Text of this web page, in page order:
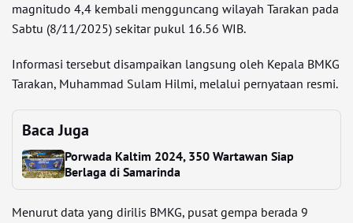
magnitudo 4,4 kembali mengguncang wilayah Tarakan pada
Sabtu (8/11/2025) sekitar pukul 16.56 WIB.
Informasi tersebut disampaikan langsung oleh Kepala BMKG
Tarakan, Muhammad Sulam Hilmi, melalui pernyataan resmi.
Baca Juga
Porwada Kaltim 2024, 350 Wartawan Siap
Berlaga di Samarinda
Menurut data yang dirilis BMKG, pusat gempa berada 9